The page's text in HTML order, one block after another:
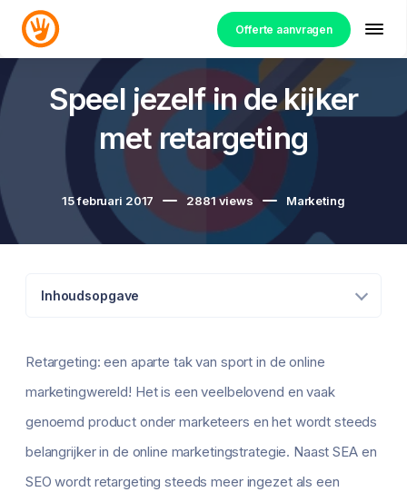
Offerte aanvragen
Speel jezelf in de kijker
met retargeting
15 februari 2017 2881views Marketing
Inhoudsopgave
Retargeting: een aparte tak van sport in de online
marketingwereld! Het is een veelbelovend en vaak
genoemd product onder marketeers en het wordt steeds
belangrijker in de online marketingstrategie. Naast SEA en
SEO wordt retargeting steeds meer ingezet als een